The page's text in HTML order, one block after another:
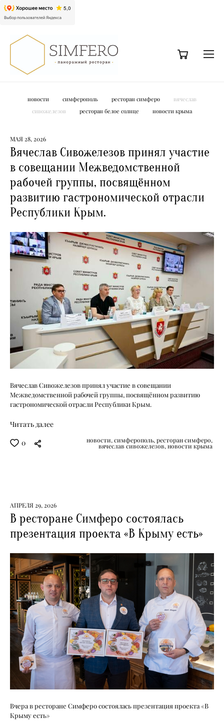
новости симферополь ресторан симферо
вячеслав
сивожелезов
ресторан белое солнце новости крыма
МАЯ 28, 2026
Вячеслав Сивожелезов принял участие
в совещании Межведомственной
рабочей группы, посвящённом
развитию гастрономической отрасли
Республики Крым.
Вячеслав Сивожелезов принял участие в совещании
Межведомственной рабочей группы, посвящённом развитию
гастрономической отрасли Республики Крым.
Читать далее
0 новости, симферополь, ресторан симферо,
вячеслав сивожелезов, новости крыма
АПРЕЛЯ 29, 2026
В ресторане Симферо состоялась
презентация проекта «В Крыму есть»
Вчера в ресторане Симферо состоялась презентация проекта «В
Крыму есть»